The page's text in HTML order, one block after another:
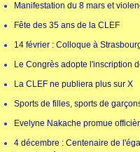
Manifestation du 8 mars et
Fête des 35 ans de la CLEF
14 février : Colloque à
Le Congrès adopte l'inscription
La CLEF ne publiera plus sur X
Sports de filles, sports de
Evelyne Nakache promue
4 décembre : Centenaire de